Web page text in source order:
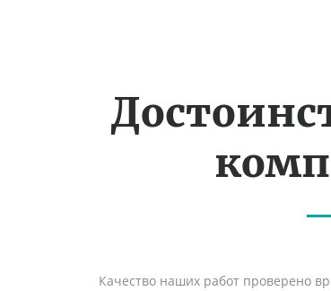
Качество наших работ проверено